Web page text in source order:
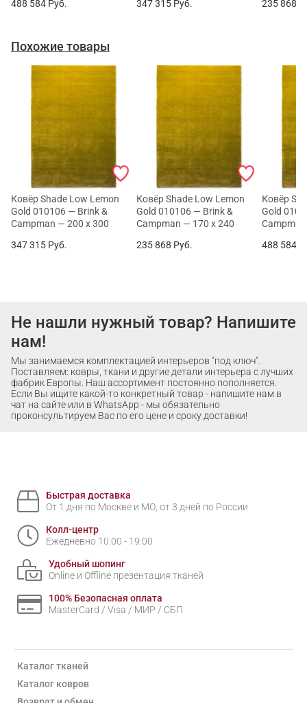
488 584 Руб.
347 315 Руб.
235 868
Похожие товары
Ковёр Shade Low Lemon
Gold 010106 — Brink &
Campman — 200 x 300
347 315 Руб.
Ковёр Shade Low Lemon
Gold 010106 — Brink &
Campman — 170 x 240
235 868 Руб.
Ковёр
Gold
488 584
Не нашли нужный товар? Напишите
нам!
Мы занимаемся комплектацией интерьеров "под ключ".
Поставляем: ковры, ткани и другие детали интерьера с лучших
фабрик Европы. Наш ассортимент постоянно пополняется.
Если Вы ищите какой-то конкретный товар - напишите нам в
чат на сайте или в WhatsApp - мы обязательно
проконсультируем Вас по его цене и сроку доставки!
Быстрая доставка
От 1 дня по Москве и МО, от 3 дней по России
Колл-центр
Ежедневно 10:00 - 19:00
Удобный шопинг
Online и Offline презентация тканей
100% Безопасная оплата
MasterCard / Visa / МИР / СБП
Каталог тканей
Каталог ковров